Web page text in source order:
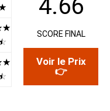
☆
☆
4.66
SCORE FINAL
Voir le Prix
👉